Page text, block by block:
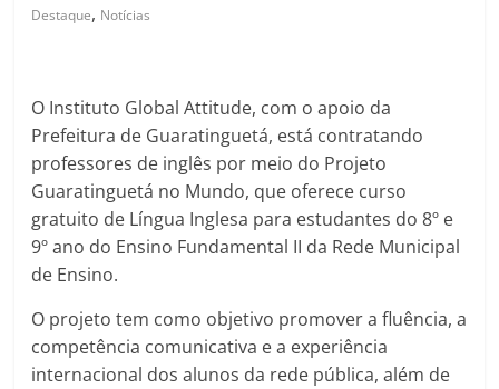
Destaque, Notícias
O Instituto Global Attitude, com o apoio da
Prefeitura de Guaratinguetá, está contratando
professores de inglês por meio do Projeto
Guaratinguetá no Mundo, que oferece curso
gratuito de Língua Inglesa para estudantes do 8º e
9º ano do Ensino Fundamental II da Rede Municipal
de Ensino.
O projeto tem como objetivo promover a fluência, a
competência comunicativa e a experiência
internacional dos alunos da rede pública, além de